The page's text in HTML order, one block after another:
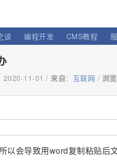
谈 编程开发 CMS教程
2020-11-01 / 来自： 互联网 / 浏览
会导致用word复制粘贴后